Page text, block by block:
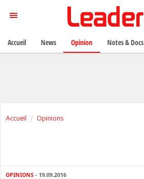
Accueil Opinions
OPINIONS - 19.09.2016
Accueil News Opinion Notes & Docs